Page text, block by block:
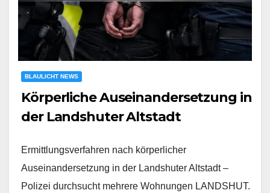
BLAULICHT NEWS
Körperliche Auseinandersetzung in
der Landshuter Altstadt
Ermittlungsverfahren nach körperlicher
Auseinandersetzung in der Landshuter Altstadt –
Polizei durchsucht mehrere Wohnungen LANDSHUT.